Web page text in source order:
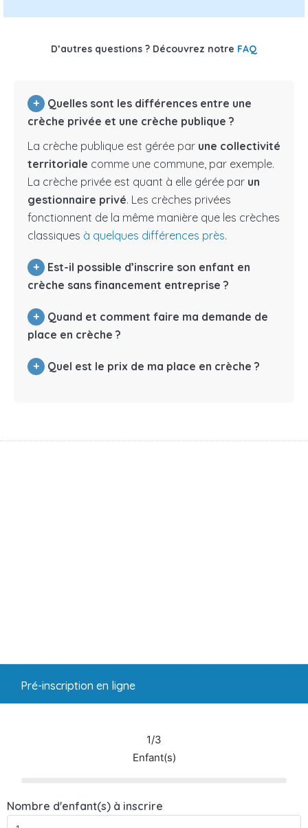
D’autres questions ? Découvrez notre FAQ
+
Quelles sont les différences entre une
crèche privée et une crèche publique ?
La crèche publique est gérée par une collectivité
territoriale comme une commune, par exemple.
La crèche privée est quant à elle gérée par un
gestionnaire privé. Les crèches privées
fonctionnent de la même manière que les crèches
classiques à quelques différences près.
+
Est-il possible d’inscrire son enfant en
crèche sans financement entreprise ?
+
Quand et comment faire ma demande de
place en crèche ?
+ Quel est le prix de ma place en crèche ?
Pré-inscription en ligne
1/3
Enfant(s)
Nombre d'enfant(s) à inscrire